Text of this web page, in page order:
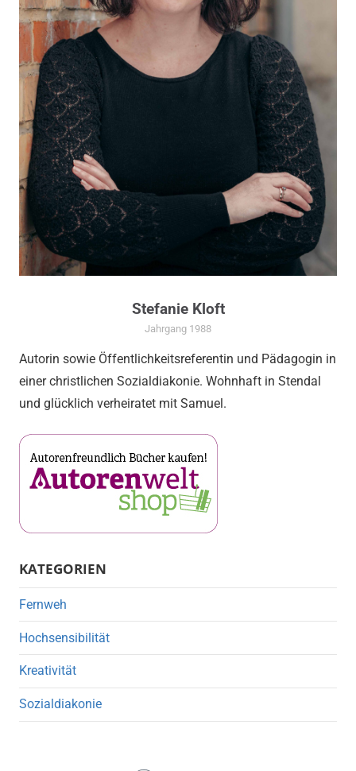
Stefanie Kloft
Jahrgang 1988
Autorin sowie Öffentlichkeitsreferentin und Pädagogin in
einer christlichen Sozialdiakonie. Wohnhaft in Stendal
und glücklich verheiratet mit Samuel.
KATEGORIEN
Fernweh
Hochsensibilität
Kreativität
Sozialdiakonie